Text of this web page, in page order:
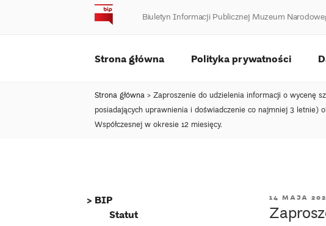
Biuletyn Informacji Publicznej Muzeum
Strona główna Polityka prywatności
Strona główna>Zaproszenie do udzielenia informacji o wycenę
posiadających uprawnienia i doświadczenie co najmniej 3
Współczesnej w okresie 12 miesięcy.
POSTED
ON
14 MAJA
BIP
Statut